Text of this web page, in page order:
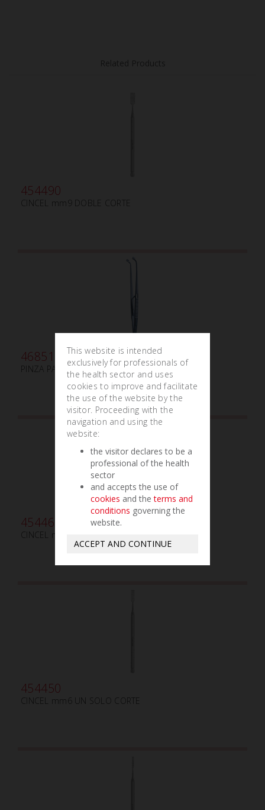
454490
CINCEL mm9 DOBLE CORTE
468512
PINZA PARA ADITAMENTOS TITANIO
454460
CINCEL mm6 DOBLE CORTE
454450
CINCEL mm6 UN SOLO CORTE
This website is intended
exclusively for professionals of
the health sector and uses
cookies to improve and facilitate
the use of the website by the
visitor. Proceeding with the
navigation and using the
website:
the visitor declares to be a
professional of the health
sector
and accepts the use of
cookies and theterms and
conditions governing the
website.
ACCEPT AND CONTINUE